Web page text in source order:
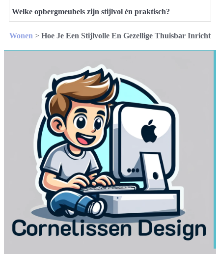
Welke opbergmeubels zijn stijlvol én praktisch?
Wonen > Hoe Je Een Stijlvolle En Gezellige Thuisbar Inricht